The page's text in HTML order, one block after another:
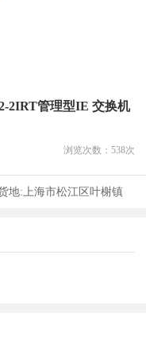
2IRT管理型IE 交换机
浏览次数： 538次
地: 上海市松江区叶榭镇